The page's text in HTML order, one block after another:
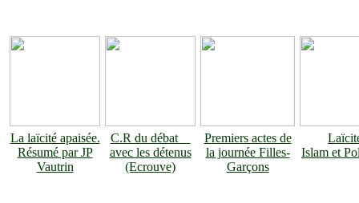
La laïcité apaisée.
Résumé par JP
Vautrin
C.R du débat
avec les détenus
(Ecrouve)
Premiers actes de
la journée Filles-
Garçons
Islam et